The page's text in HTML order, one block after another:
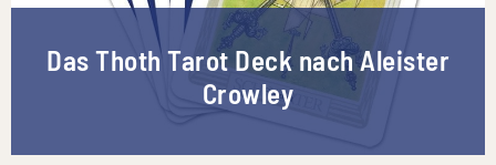
Das Thoth Tarot Deck nach Aleister
Crowley